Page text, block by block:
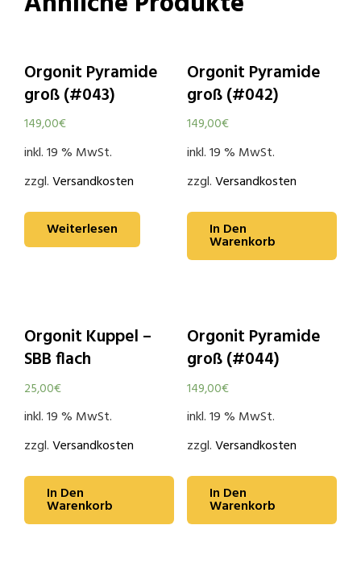
Orgonit Pyramide
groß (#043)
149,00€
inkl. 19 % MwSt.
zzgl.Versandkosten
Weiterlesen
Orgonit Pyramide
groß (#042)
149,00€
inkl. 19 % MwSt.
zzgl.Versandkosten
In Den
Warenkorb
Orgonit Kuppel –
SBB flach
25,00€
inkl. 19 % MwSt.
zzgl.Versandkosten
In Den
Warenkorb
Orgonit Pyramide
groß (#044)
149,00€
inkl. 19 % MwSt.
zzgl.Versandkosten
In Den
Warenkorb